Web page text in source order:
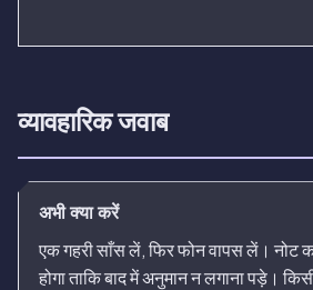
व्यावहारिक जवाब
अभी क्या करें
एक गहरी साँस लें, फिर फोन वापस लें। नोट
होगा ताकि बाद में अनुमान न लगाना पड़े।